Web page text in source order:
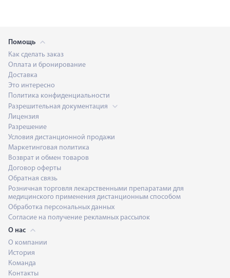
Помощь
Как сделать заказ
Оплата и бронирование
Доставка
Это интересно
Политика конфиденциальности
Разрешительная документация
Лицензия
Разрешение
Условия дистанционной продажи
Маркетинговая политика
Возврат и обмен товаров
Договор оферты
Обратная связь
Розничная торговля лекарственными препаратами для
медицинского применения дистанционным способом
Обработка персональных данных
Согласие на получение рекламных рассылок
О нас
О компании
История
Команда
Контакты